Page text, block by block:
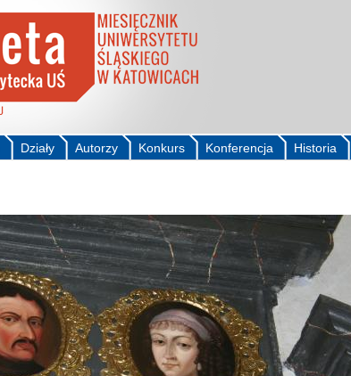
Historia
Konferencja
Konkurs
Autorzy
Działy